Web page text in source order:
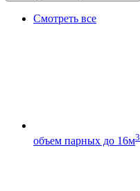
Смотреть все
объем парных до 16м3